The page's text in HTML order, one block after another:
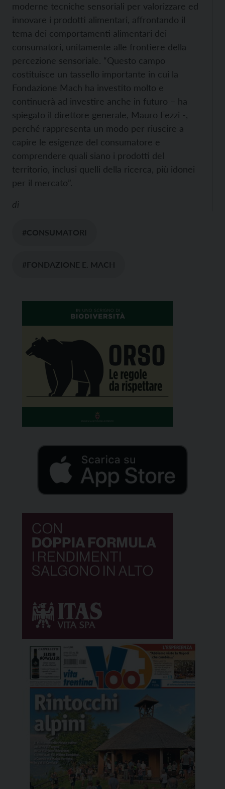
moderne tecniche sensoriali per valorizzare ed
innovare i prodotti alimentari, affrontando il
tema dei comportamenti alimentari dei
consumatori, unitamente alle frontiere della
percezione sensoriale. “Questo campo
costituisce un tassello importante in cui la
Fondazione Mach ha investito molto e
continuerà ad investire anche in futuro – ha
spiegato il direttore generale, Mauro Fezzi -,
perché rappresenta un modo per riuscire a
capire le esigenze del consumatore e
comprendere quali siano i prodotti del
territorio, inclusi quelli della ricerca, più idonei
per il mercato”.
di
#CONSUMATORI
#FONDAZIONE E. MACH